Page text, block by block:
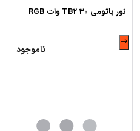
نور باتومی TB2 30 وات RGB
ناموجود